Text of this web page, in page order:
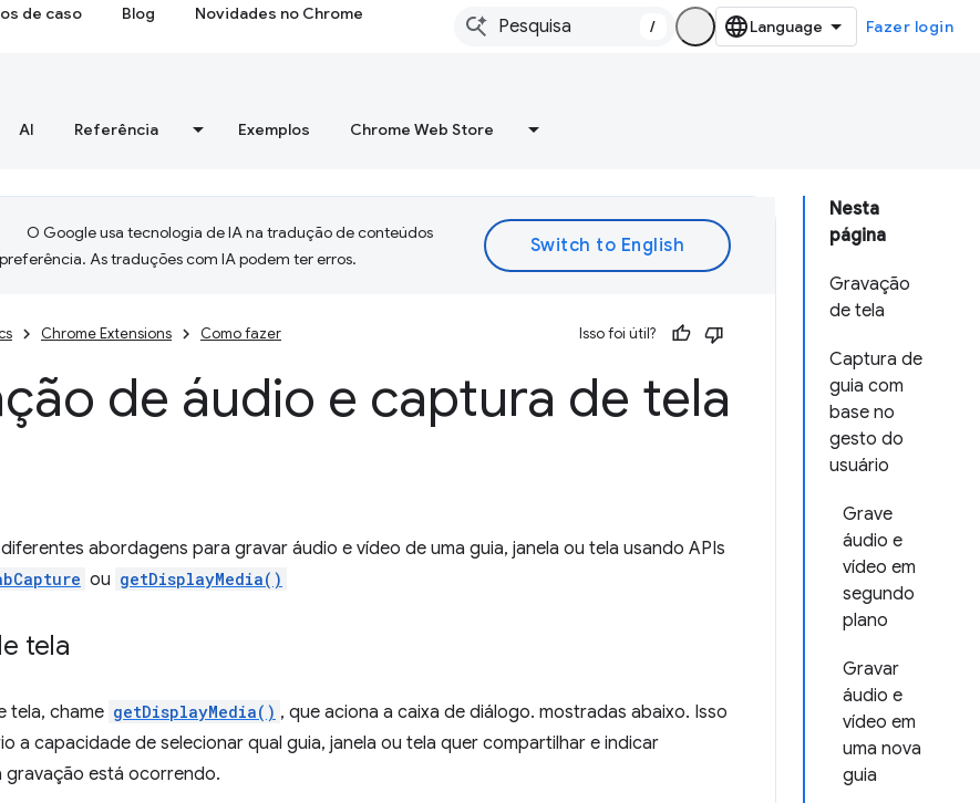
de caso Blog Novidades no Chrome
/ Fazer login
AI Referência Exemplos Chrome Web Store
Nesta
página
Gravação
de tela
Captura de
guia com
base no
gesto do
usuário
Grave
áudio e
vídeo em
segundo
plano
Gravar
áudio e
vídeo em
uma nova
guia
O Google usa tecnologia de IA na tradução de conteúdos
As traduções com IA podem ter erros.
Chrome Extensions Como fazer Isso foi útil?
de áudio e captura de tela
abordagens para gravar áudio e vídeo de uma guia, janela ou tela usando APIs
ou getDisplayMedia()
tela
tela, chame getDisplayMedia() , que aciona a caixa de diálogo. mostradas abaixo. Isso
a capacidade de selecionar qual guia, janela ou tela quer compartilhar e indicar
gravação está ocorrendo.